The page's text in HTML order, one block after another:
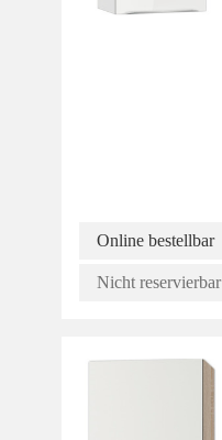
Online bestellbar
Nicht reservierbar